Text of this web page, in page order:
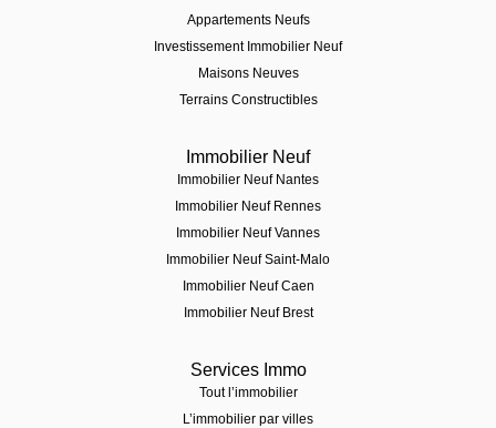
Appartements Neufs
Investissement Immobilier Neuf
Maisons Neuves
Terrains Constructibles
Immobilier Neuf
Immobilier Neuf Nantes
Immobilier Neuf Rennes
Immobilier Neuf Vannes
Immobilier Neuf Saint-Malo
Immobilier Neuf Caen
Immobilier Neuf Brest
Services Immo
Tout l’immobilier
L’immobilier par villes